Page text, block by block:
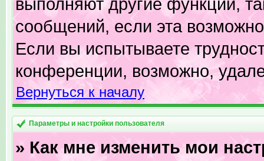
выполняют другие функции,
сообщений, если эта
Если вы испытываете
конференции, возможно,
Вернуться к началу
Параметры и настройки пользователя
» Как мне изменить мои